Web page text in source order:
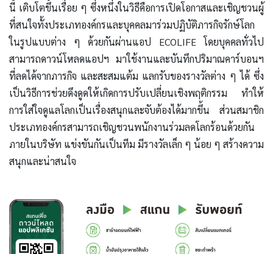
นี้ เติบโตขึ้นเรื่อย ๆ ซึ่งหนึ่งในวิธีคือการเปิดโอกาสและเชิญชวนผู้
ที่สนใจทั้งประเภทองค์กรและบุคคลมาร่วมปฏิบัติภารกิจรักษ์โลก
ในรูปแบบต่าง ๆ ด้วยกันผ่านแอป ECOLIFE โดยบุคคลทั่วไป
สามารถดาวน์โหลดแอปฯ มาใช้งานและบันทึกปริมาณคาร์บอนฯ
ที่ลดได้จากภารกิจ และสะสมแต้ม แลกรับของรางวัลต่าง ๆ ได้ ซึ่ง
เป็นวิธีการช่วยดึงดูดให้เกิดการปรับเปลี่ยนเชิงพฤติกรรม ทำให้
การใส่ใจดูแลโลกเป็นเรื่องสนุกและจับต้องได้มากขึ้น ส่วนสมาชิก
ประเภทองค์กรสามารถเชิญชวนพนักงานร่วมลดโลกร้อนด้วยกัน
ภายในบริษัท แข่งขันกันเป็นทีม มีรางวัลเล็ก ๆ น้อย ๆ สร้างความ
สนุกและน่าสนใจ